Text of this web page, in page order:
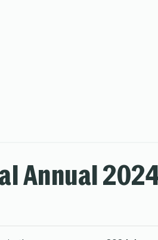
Annual